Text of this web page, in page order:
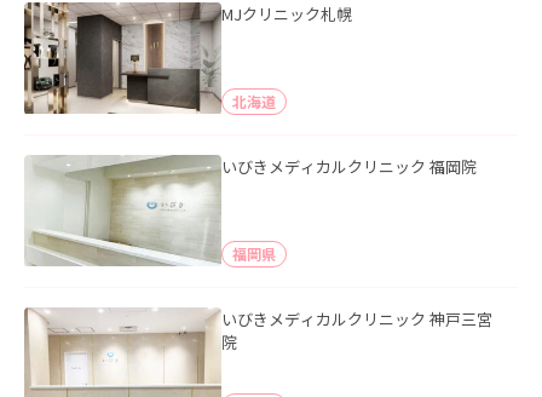
MJクリニック札幌
北海道
いびきメディカルクリニック 福岡院
福岡県
いびきメディカルクリニック 神戸三宮
院